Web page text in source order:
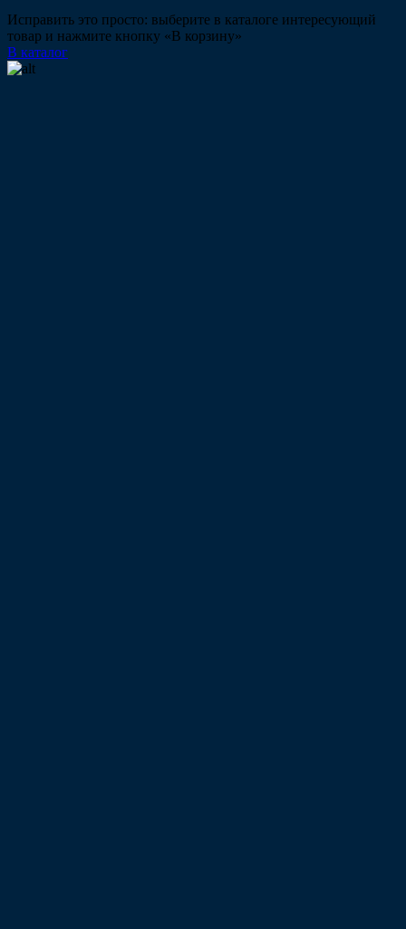
Исправить это просто: выберите в каталоге интересующий
товар и нажмите кнопку «В корзину»
В каталог